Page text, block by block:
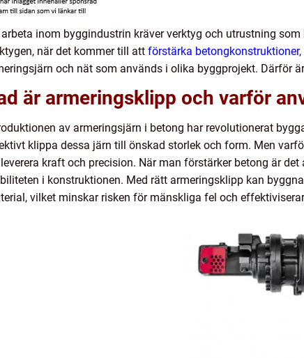
inom byggindustrin kräver verktyg och utrustning
när det kommer till att förstärka
och nät som används i olika byggprojekt. Därför
är armeringsklipp och varför
av armeringsjärn i betong har revolutionerat
klippa dessa järn till önskad storlek och form. Men
kraft och precision. När man förstärker betong är
i konstruktionen. Med rätt armeringsklipp kan
vilket minskar risken för mänskliga fel och